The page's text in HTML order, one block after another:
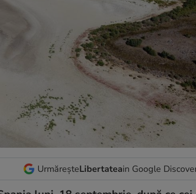
UrmăreșteLibertateain Google